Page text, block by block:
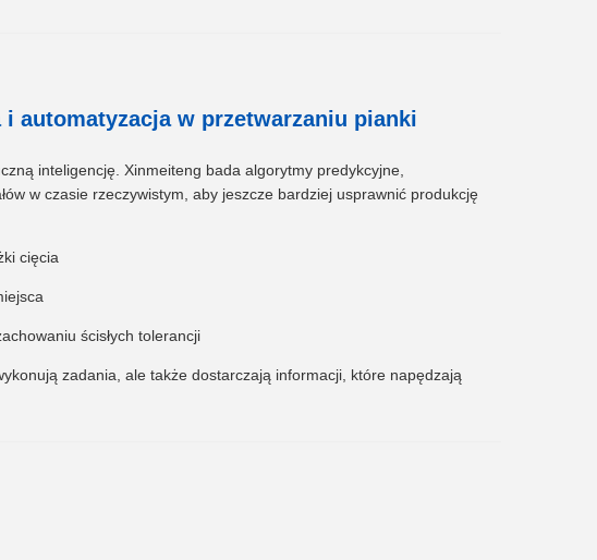
automatyzacja w przetwarzaniu pianki
inteligencję. Xinmeiteng bada algorytmy predykcyjne,
w czasie rzeczywistym, aby jeszcze bardziej usprawnić produkcję
cięcia
ścisłych tolerancji
zadania, ale także dostarczają informacji, które napędzają